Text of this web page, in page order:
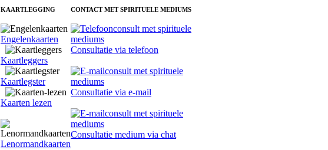
KAARTLEGGING
Engelenkaarten
Kaartleggers
Kaartlegster
Kaarten lezen
Lenormandkaarten
CONTACT MET SPIRITUELE MEDIUMS
Consultatie via telefoon
Consultatie via e-mail
Consultatie medium via chat